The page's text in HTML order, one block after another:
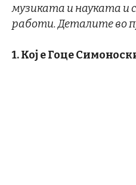
музиката и науката и
работи. Деталите во
1. Кој е Гоце